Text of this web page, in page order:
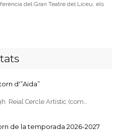
del Gran Teatre del Liceu, els
d'”Aida”
Reial Cercle Artístic (com…
de la temporada 2026-2027